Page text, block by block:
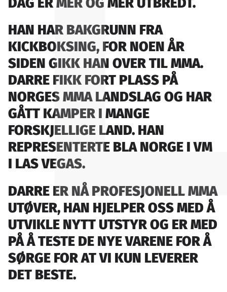
HAN HAR BAKGRUNN FRA
KICKBOKSING, FOR NOEN ÅR
SIDEN GIKK HAN OVER TIL MMA.
DARRE FIKK FORT PLASS PÅ
NORGES MMA LANDSLAG OG HAR
GÅTT KAMPER I MANGE
FORSKJELLIGE LAND. HAN
REPRESENTERTE BLA NORGE I VM
I LAS VEGAS.
DARRE ER NÅ PROFESJONELL MMA
UTØVER, HAN HJELPER OSS MED Å
UTVIKLE NYTT UTSTYR OG ER MED
PÅ Å TESTE DE NYE VARENE FOR Å
SØRGE FOR AT VI KUN LEVERER
DET BESTE.